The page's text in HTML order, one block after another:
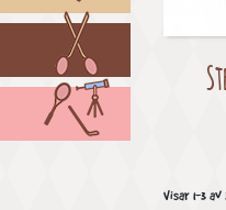
Visar 1-3